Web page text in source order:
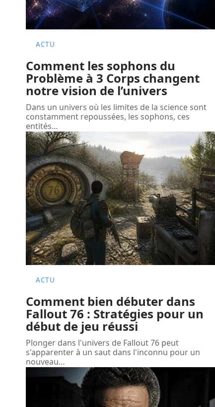
ACTU
Comment les sophons du
Problème à 3 Corps changent
notre vision de l’univers
Dans un univers où les limites de la science sont
constamment repoussées, les sophons, ces
entités…
ACTU
Comment bien débuter dans
Fallout 76 : Stratégies pour un
début de jeu réussi
Plonger dans l'univers de Fallout 76 peut
s'apparenter à un saut dans l'inconnu pour un
nouveau…